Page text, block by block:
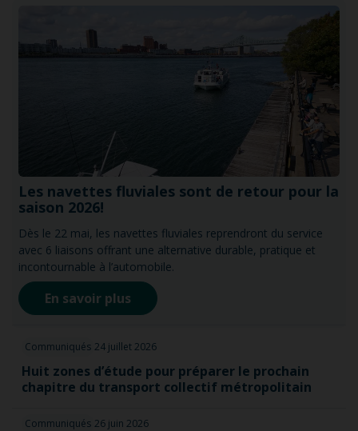
Les navettes fluviales sont de retour pour la
saison 2026!
Dès le 22 mai, les navettes fluviales reprendront du service
avec 6 liaisons offrant une alternative durable, pratique et
incontournable à l’automobile.
En savoir plus
Communiqués 24 juillet 2026
Huit zones d’étude pour préparer le prochain
chapitre du transport collectif métropolitain
Communiqués 26 juin 2026